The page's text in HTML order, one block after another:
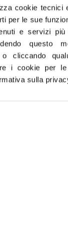
cookie tecnici
per le sue
e servizi
questo
cliccando
i cookie per
sulla
teatrale per Di
e le faide
dimostra
che ne resta è
All’Italia
più debole e […]
non
per
FdI